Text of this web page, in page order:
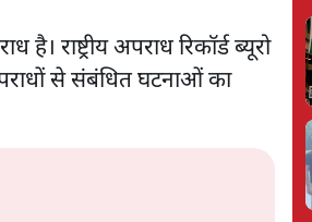
राष्ट्रीय अपराध रिकॉर्ड ब्यूरो
से संबंधित घटनाओं का